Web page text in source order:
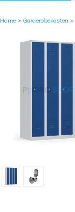
Home > Garderobekasten >